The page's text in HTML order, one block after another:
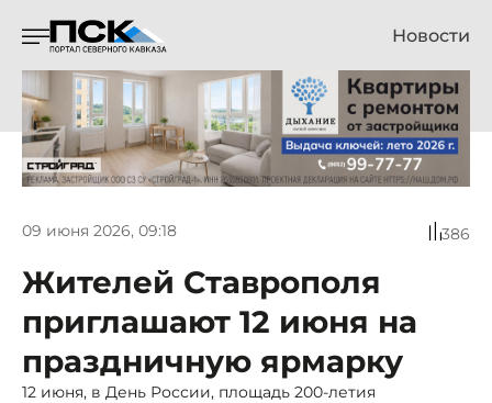
Новости
09 июня 2026, 09:18 386
Жителей Ставрополя
приглашают 12 июня на
праздничную ярмарку
12 июня, в День России, площадь 200-летия